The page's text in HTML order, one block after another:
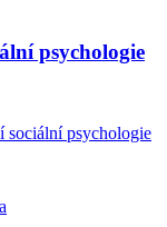
psychologie
sociální psychologie